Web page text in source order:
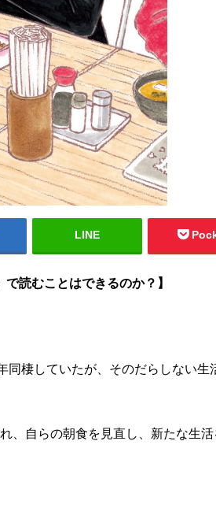
LINE
読むことはできるのか？ 】
同棲していたが、そのだらしない生
、自らの朝食を見直し、新たな生活